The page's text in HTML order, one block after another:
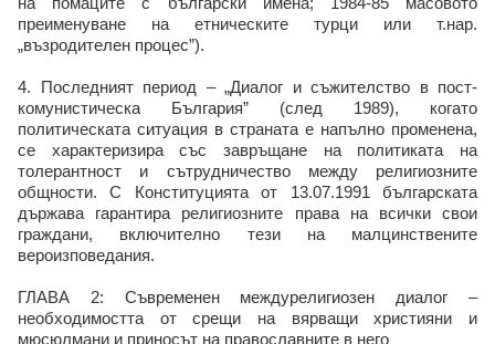
преименуване на етническите турци или т.нар.
„възродителен процес”).
4. Последният период – „Диалог и съжителство в пост-
комунистическа България” (след 1989), когато
политическата ситуация в страната е напълно променена,
се характеризира със завръщане на политиката на
толерантност и сътрудничество между религиозните
общности. С Конституцията от 13.07.1991 българската
държава гарантира религиозните права на всички свои
граждани, включително тези на малцинствените
вероизповедания.
ГЛАВА 2: Съвременен междурелигиозен диалог –
необходимостта от срещи на вярващи християни и
мюсюлмани и приносът на православните в него